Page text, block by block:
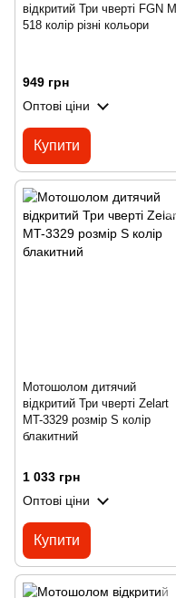
відкритий Три чверті FGN
518 колір різні кольори
949 грн
Оптові ціни
Купити
Мотошолом дитячий
відкритий Три чверті Zelart
MT-3329 розмір S колір
блакитний
1 033 грн
Оптові ціни
Купити